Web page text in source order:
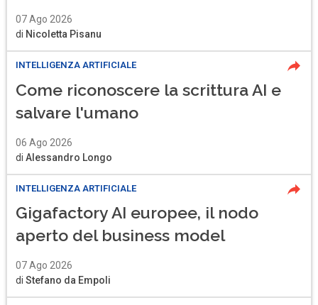
07 Ago 2026
di Nicoletta Pisanu
INTELLIGENZA ARTIFICIALE
Come riconoscere la scrittura AI e
salvare l'umano
06 Ago 2026
diAlessandro Longo
INTELLIGENZA ARTIFICIALE
Gigafactory AI europee, il nodo
aperto del business model
07 Ago 2026
diStefano da Empoli